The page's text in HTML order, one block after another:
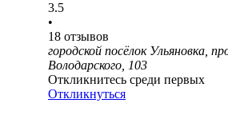
3.5
•
18 отзывов
городской посёлок Ульяновка,
Володарского, 103
Откликнитесь среди первых
Откликнуться